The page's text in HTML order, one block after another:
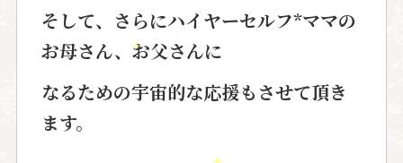
そして、さらにハイヤーセルフ*ママの
お母さん、お父さんに
なるための宇宙的な応援もさせて頂き
ます。